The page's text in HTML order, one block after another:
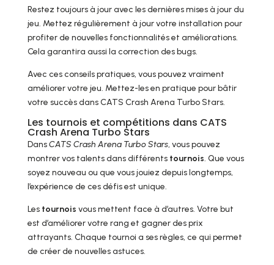
Restez toujours à jour avec les dernières mises à jour du
jeu. Mettez régulièrement à jour votre installation pour
profiter de nouvelles fonctionnalités et améliorations.
Cela garantira aussi la correction des bugs.
Avec ces conseils pratiques, vous pouvez vraiment
améliorer votre jeu. Mettez-les en pratique pour bâtir
votre succès dans CATS Crash Arena Turbo Stars.
Les tournois et compétitions dans CATS
Crash Arena Turbo Stars
DansCATS Crash Arena Turbo Stars, vous pouvez
montrer vos talents dans différents tournois. Que vous
soyez nouveau ou que vous jouiez depuis longtemps,
l’expérience de ces défis est unique.
Les tournois vous mettent face à d’autres. Votre but
est d’améliorer votre rang et gagner des prix
attrayants. Chaque tournoi a ses règles, ce qui permet
de créer de nouvelles astuces.